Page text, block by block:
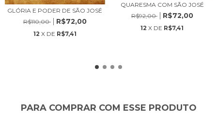
GLÓRIA E PODER DE SÃO JOSÉ
R$110,00
R$72,00
12 X DE R$7,41
QUARESMA COM SÃO JOSÉ
R$92,00
R$72,00
12 X DE R$7,41
PARA COMPRAR COM ESSE PRODUTO